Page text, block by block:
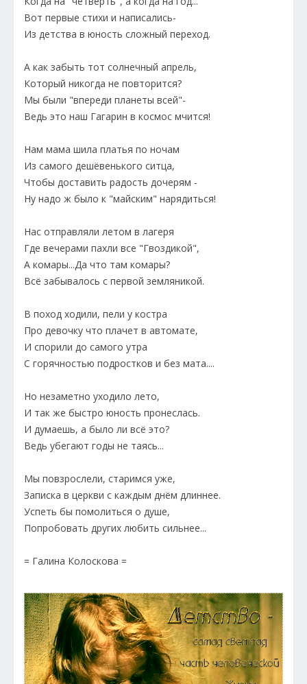
Вот первые стихи и написались-
Из детства в юность сложный переход.
А как забыть тот солнечный апрель,
Который никогда не повторится?
Мы были "впереди планеты всей"-
Ведь это наш Гагарин в космос мчится!
Нам мама шила платья по ночам
Из самого дешёвенького ситца,
Чтобы доставить радость дочерям -
Ну надо ж было к "майским" нарядиться!
Нас отправляли летом в лагеря
Где вечерами пахли все "Гвоздикой",
А комары...Да что там комары?
Всё забывалось с первой земляникой.
В поход ходили, пели у костра
Про девочку что плачет в автомате,
И спорили до самого утра
С горячностью подростков и без мата....
Но незаметно уходило лето,
И так же быстро юность пронеслась.
И думаешь, а было ли всё это?
Ведь убегают годы не таясь...
Мы повзрослели, старимся уже,
Записка в церкви с каждым днём длиннее.
Успеть бы помолиться о душе,
Попробовать других любить сильнее...
= Галина Колоскова =